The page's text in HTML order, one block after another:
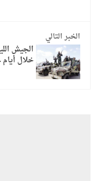
الخبر التالي
الجيش
خلال